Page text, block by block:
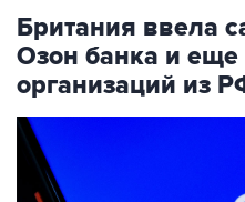
Британия ввела
Озон банка и
организаций из